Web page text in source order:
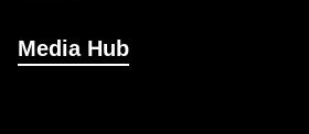
Media Hub